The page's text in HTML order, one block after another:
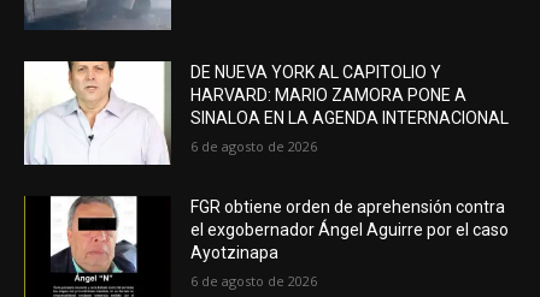
DE NUEVA YORK AL CAPITOLIO Y
HARVARD: MARIO ZAMORA PONE A
SINALOA EN LA AGENDA INTERNACIONAL
6 de agosto de 2026
FGR obtiene orden de aprehensión contra
el exgobernador Ángel Aguirre por el caso
Ayotzinapa
6 de agosto de 2026